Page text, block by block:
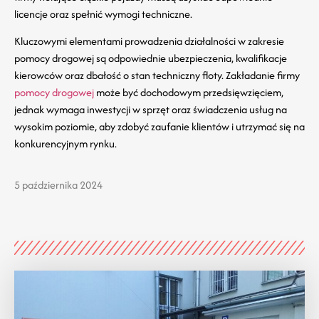
licencje oraz spełnić wymogi techniczne.
Kluczowymi elementami prowadzenia działalności w zakresie
pomocy drogowej są odpowiednie ubezpieczenia, kwalifikacje
kierowców oraz dbałość o stan techniczny floty. Zakładanie firmy
pomocy drogowejmoże być dochodowym przedsięwzięciem,
jednak wymaga inwestycji w sprzęt oraz świadczenia usług na
wysokim poziomie, aby zdobyć zaufanie klientów i utrzymać się na
konkurencyjnym rynku.
5 października 2024